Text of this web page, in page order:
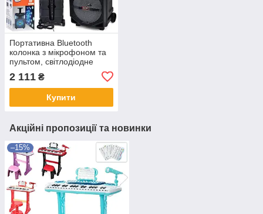
Портативна Bluetooth
колонка з мікрофоном та
пультом, світлодіодне
21 см, JT-830-1-2-833-835
2 111 ₴
Купити
Акційні пропозиції та новинки
–15%